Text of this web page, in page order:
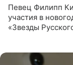
Певец Филипп
участия в
«Звезды